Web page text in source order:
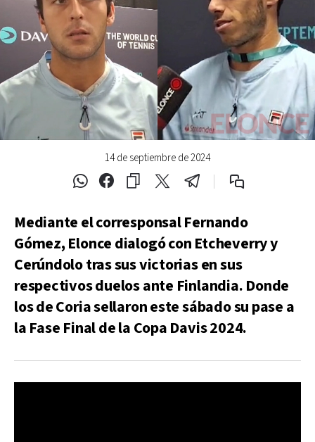
14 de septiembre de 2024
Mediante el corresponsal Fernando
Gómez, Elonce dialogó con Etcheverry y
Cerúndolo tras sus victorias en sus
respectivos duelos ante Finlandia. Donde
los de Coria sellaron este sábado su pase a
la Fase Final de la Copa Davis 2024.